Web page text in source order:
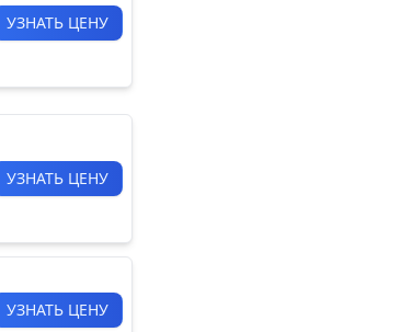
УЗНАТЬ ЦЕНУ
УЗНАТЬ ЦЕНУ
УЗНАТЬ ЦЕНУ